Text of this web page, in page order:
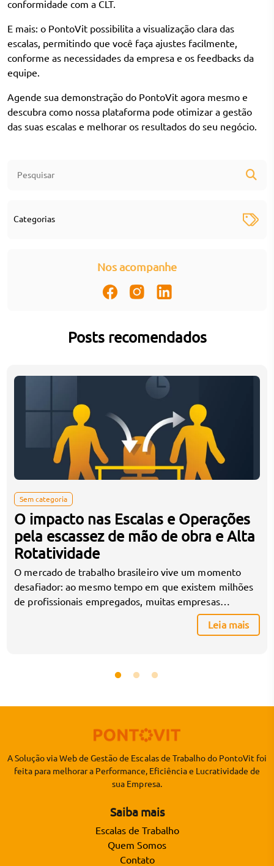
conformidade com a CLT.
E mais: o PontoVit possibilita a visualização clara das
escalas, permitindo que você faça ajustes facilmente,
conforme as necessidades da empresa e os feedbacks da
equipe.
Agende sua demonstração do PontoVit agora mesmo e
descubra como nossa plataforma pode otimizar a gestão
das suas escalas e melhorar os resultados do seu negócio.
Categorias
Nos acompanhe
Posts recomendados
Sem categoria
O impacto nas Escalas e Operações
pela escassez de mão de obra e Alta
Rotatividade
O mercado de trabalho brasileiro vive um momento
desafiador: ao mesmo tempo em que existem milhões
de profissionais empregados, muitas empresas
enfrentam dificuldade crescente para contratar e,
principalmente, reter talentos. Esse cenário tem
turnos e no controle de jornadas. Em […]
Leia mais
A Solução via Web de Gestão de Escalas de Trabalho do PontoVit foi
feita para melhorar a Performance, Eficiência e Lucratividade de
sua Empresa.
Saiba mais
Escalas de Trabalho
Quem Somos
Contato